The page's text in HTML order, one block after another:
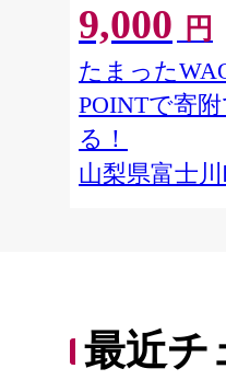
マスカット 〜 １ｋ
（２〜３房） フル
県産 果物 くだも
マスカット ぶどう
萄 大粒 種なし 先
川町 10000円 一万
九千円
9,000 円
たまった
POINTで寄附
る！
山梨県富士
最近チ